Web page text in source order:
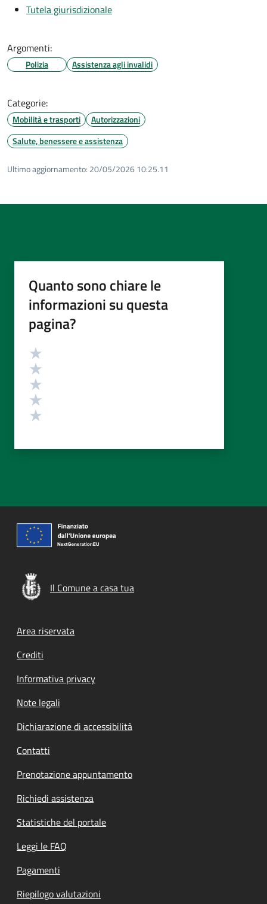
Tutela giurisdizionale
Argomenti:
Polizia Assistenza agli invalidi
Categorie:
Mobilità e trasporti
Autorizzazioni
Salute, benessere e assistenza
Ultimo aggiornamento: 20/05/2026 10:25.11
Quanto sono chiare le
informazioni su questa
pagina?
Valutazione
Il Comune a casa tua
Footer menu
Area riservata
Crediti
Informativa privacy
Note legali
Dichiarazione di accessibilità
Contatti
Prenotazione appuntamento
Richiedi assistenza
Statistiche del portale
Leggi le FAQ
Pagamenti
Riepilogo valutazioni